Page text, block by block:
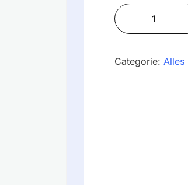
Baxtran
HL-
precision
Categorie:Alles